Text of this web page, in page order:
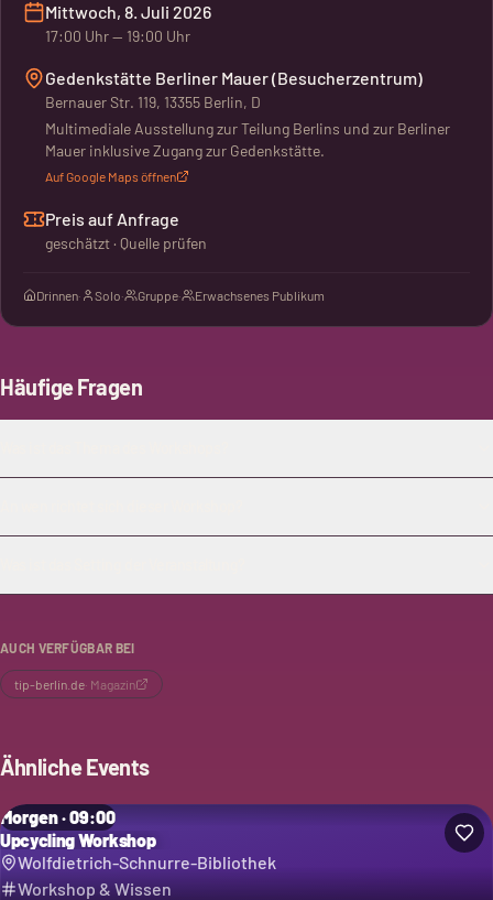
Mittwoch, 8. Juli 2026
17:00 Uhr— 19:00 Uhr
Gedenkstätte Berliner Mauer (Besucherzentrum)
Bernauer Str. 119, 13355 Berlin, D
Multimediale Ausstellung zur Teilung Berlins und zur Berliner
Mauer inklusive Zugang zur Gedenkstätte.
Auf Google Maps öffnen
Preis auf Anfrage
geschätzt · Quelle prüfen
Drinnen· Solo· Gruppe· Erwachsenes Publikum
Häufige Fragen
AUCH VERFÜGBAR BEI
tip-berlin.de· Magazin
Ähnliche Events
Morgen · 09:00
Upcycling Workshop
Wolfdietrich-Schnurre-Bibliothek
Workshop & Wissen